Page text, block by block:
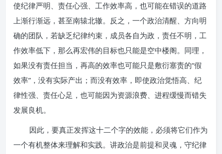
使纪律严明、责任心强、工作效率高，也可能在错误的道路
上渐行渐远，甚至南辕北辙。反之，一个政治清醒、方向明
确的团队，若缺乏纪律约束，成员各自为政，责任不明，工
作效率低下，那么再宏伟的目标也只能是空中楼阁。同理，
如果没有责任担当，再高的效率也可能只是敷衍塞责的“假
效率”，没有实际产出；而没有效率，即使政治觉悟高、纪
律性强、责任心足，也可能因为资源浪费、进程缓慢而错失
发展良机。
因此，要真正发挥这十二个字的效能，必须将它们作为
一个有机整体来理解和实践。讲政治是前提和灵魂，守纪律